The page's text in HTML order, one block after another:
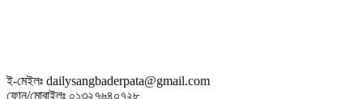
ই-মেইলঃ dailysangbaderpata@gmail.com
ফোন/মোবাইলঃ ০১৩২৭৬৪০৭২৮